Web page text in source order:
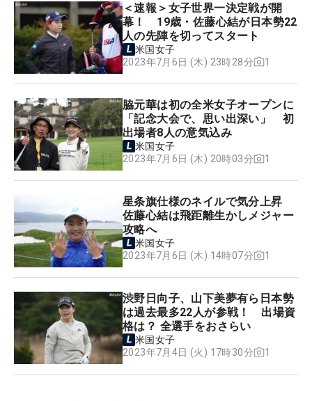
＜速報＞女子世界一決定戦が開
幕！ 19歳・佐藤心結が日本勢22
人の先陣を切ってスタート
米国女子
2023年7月6日 (木) 23時28分
1
脇元華は初の全米女子オープンに
「記念大会で、思い出深い」 初
出場者8人の意気込み
米国女子
2023年7月6日 (木) 20時03分
1
星条旗仕様のネイルで気分上昇
佐藤心結は飛距離生かしメジャー
攻略へ
米国女子
2023年7月6日 (木) 14時07分
1
渋野日向子、山下美夢有ら日本勢
は過去最多22人が参戦！ 出場資
格は？ 全選手をおさらい
米国女子
2023年7月4日 (火) 17時30分
1